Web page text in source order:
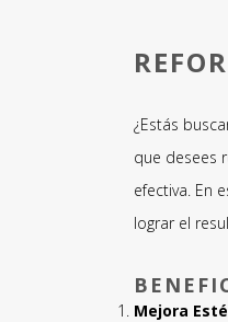
¿Estás
que desees
efectiva. En
lograr el
Mejora